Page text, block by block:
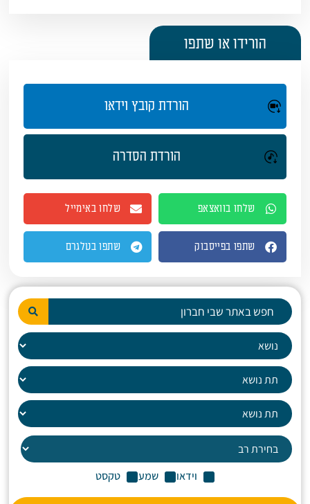
הורידו או שתפו
הורדת קובץ וידאו
הורדת הסדרה
שלחו בוואצאפ שלחו באימייל
שתפו בפייסבוק שתפו בטלגרם
וידאו שמע טקסט